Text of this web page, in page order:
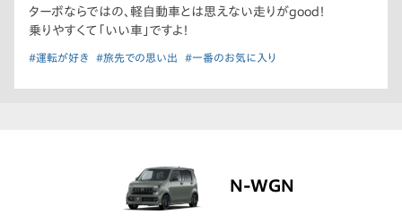
ターボならではの、軽自動車とは思えない走りがgood！
乗りやすくて「いい車」ですよ！
#運転が好き #旅先での思い出 #一番のお気に入り
N-WGN